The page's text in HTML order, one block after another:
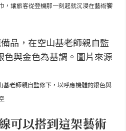
，讓旅客從登機那一刻起就沉浸在藝術饗
基老師親自監修下，以呼應機體的銀色與
可以搭到這架藝術